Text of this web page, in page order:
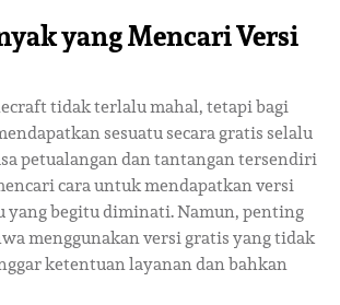
yang Mencari Versi
tidak terlalu mahal, tetapi bagi
sesuatu secara gratis selalu
petualangan dan tantangan tersendiri
cara untuk mendapatkan versi
yang begitu diminati. Namun, penting
menggunakan versi gratis yang tidak
ketentuan layanan dan bahkan